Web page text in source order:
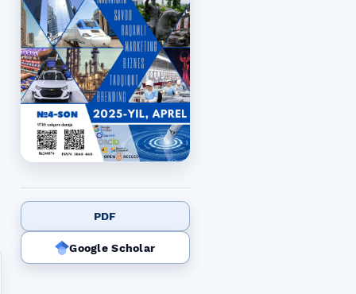
PDF
Google Scholar